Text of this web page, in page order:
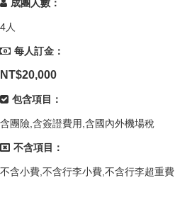
成團人數：
4人
每人訂金：
NT$20,000
包含項目：
含團險,含簽證費用,含國內外機場稅
不含項目：
不含小費,不含行李小費,不含行李超重費